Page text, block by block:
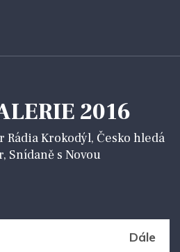
2016
Krokodýl, Česko hledá
Snídaně s Novou
Dále